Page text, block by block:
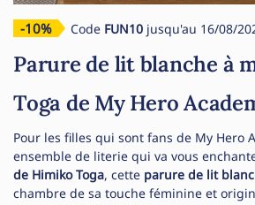
-10% Code FUN10 jusqu'au 16/08/
Parure de lit blanche à
Toga de My Hero
Pour les filles qui sont fans de My Hero
ensemble de literie qui va vous
de Himiko Toga, cette parure de lit
chambre de sa touche féminine et